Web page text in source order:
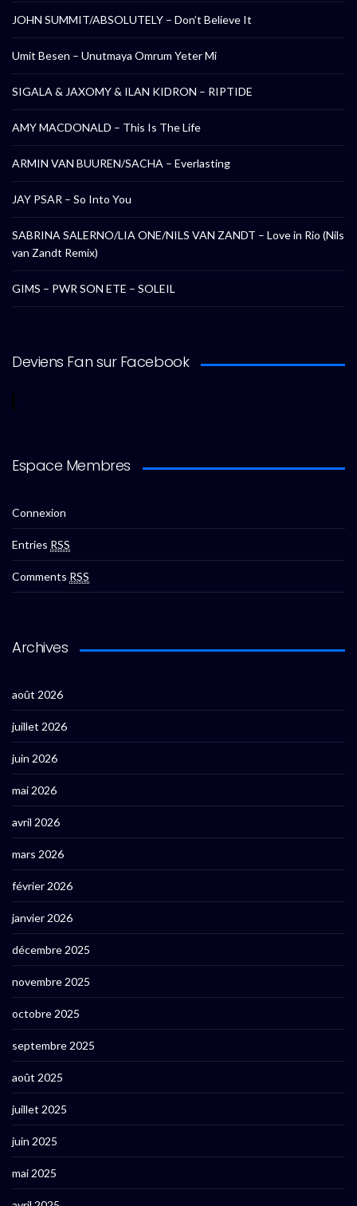
JOHN SUMMIT/ABSOLUTELY – Don’t Believe It
Umit Besen – Unutmaya Omrum Yeter Mi
SIGALA & JAXOMY & ILAN KIDRON – RIPTIDE
AMY MACDONALD – This Is The Life
ARMIN VAN BUUREN/SACHA – Everlasting
JAY PSAR – So Into You
SABRINA SALERNO/LIA ONE/NILS VAN ZANDT – Love in Rio (Nils
van Zandt Remix)
GIMS – PWR SON ETE – SOLEIL
Deviens Fan sur Facebook
Espace Membres
Connexion
Entries RSS
Comments RSS
Archives
août 2026
juillet 2026
juin 2026
mai 2026
avril 2026
mars 2026
février 2026
janvier 2026
décembre 2025
novembre 2025
octobre 2025
septembre 2025
août 2025
juillet 2025
juin 2025
mai 2025